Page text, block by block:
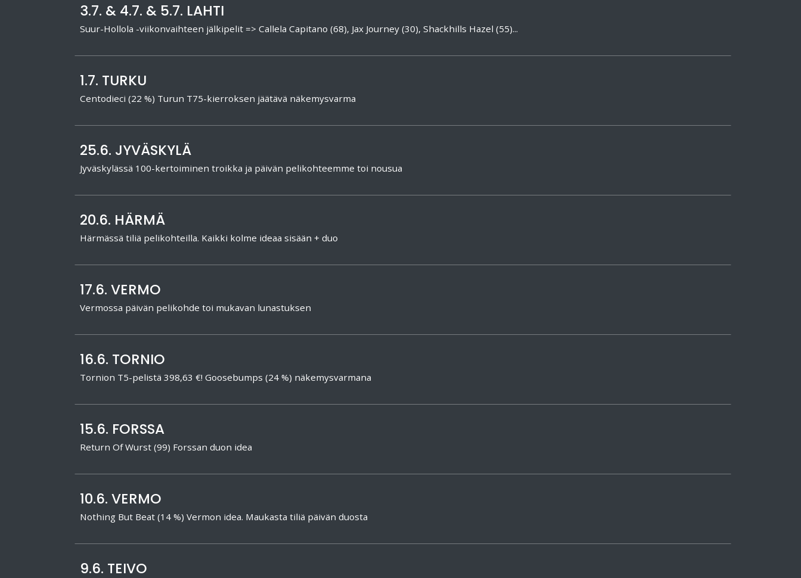
3.7. & 4.7. & 5.7. LAHTI
Suur-Hollola -viikonvaihteen jälkipelit => Callela Capitano (68), Jax Journey (30), Shackhills Hazel (55)...
1.7. TURKU
Centodieci (22 %) Turun T75-kierroksen jäätävä näkemysvarma
25.6. JYVÄSKYLÄ
Jyväskylässä 100-kertoiminen troikka ja päivän pelikohteemme toi nousua
20.6. HÄRMÄ
Härmässä tiliä pelikohteilla. Kaikki kolme ideaa sisään + duo
17.6. VERMO
Vermossa päivän pelikohde toi mukavan lunastuksen
16.6. TORNIO
Tornion T5-pelistä 398,63 €! Goosebumps (24 %) näkemysvarmana
15.6. FORSSA
Return Of Wurst (99) Forssan duon idea
10.6. VERMO
Nothing But Beat (14 %) Vermon idea. Maukasta tiliä päivän duosta
9.6. TEIVO